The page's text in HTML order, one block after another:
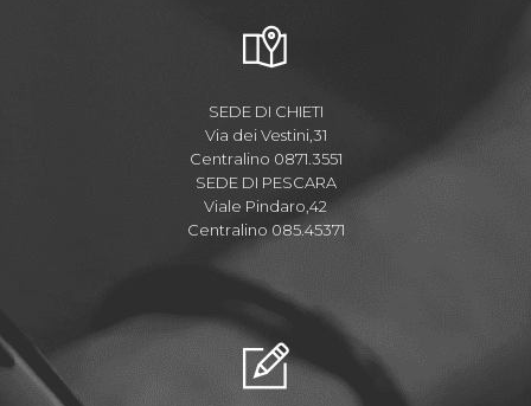
SEDE DI CHIETI
Via dei Vestini,31
Centralino 0871.3551
SEDE DI PESCARA
Viale Pindaro,42
Centralino 085.45371